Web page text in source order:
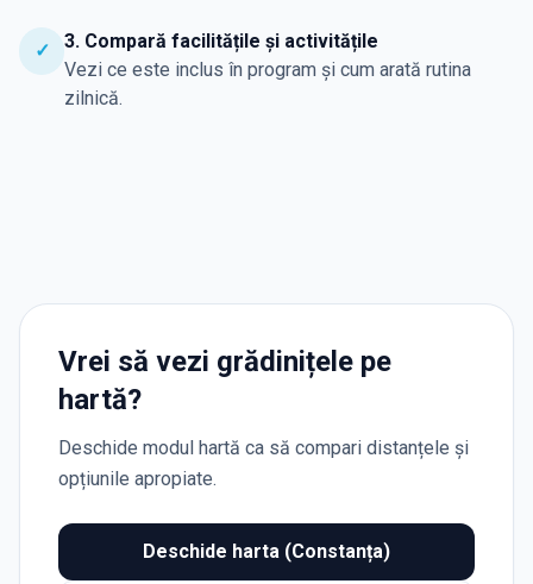
✓
3. Compară facilitățile și activitățile
Vezi ce este inclus în program și cum arată rutina
zilnică.
Vrei să vezi grădinițele pe
hartă?
Deschide modul hartă ca să compari distanțele și
opțiunile apropiate.
Deschide harta (Constanța)